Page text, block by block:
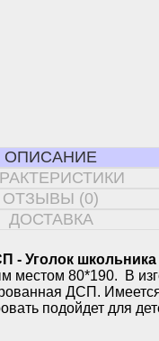
ОПИСАНИЕ
ОТЗЫВЫ (0)
ДОСТАВКА
- Уголок
местом 80*190. В
ДСП.
подойдет для